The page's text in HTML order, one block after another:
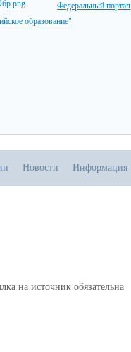
Федеральный портал
образование"
Новости Информация
на источник обязательна